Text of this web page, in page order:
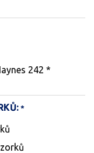
242 *